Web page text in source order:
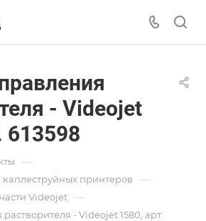
- Videojet
613598
—
каплеструйных принтеров —
Videojet —
- Videojet 1580, арт.